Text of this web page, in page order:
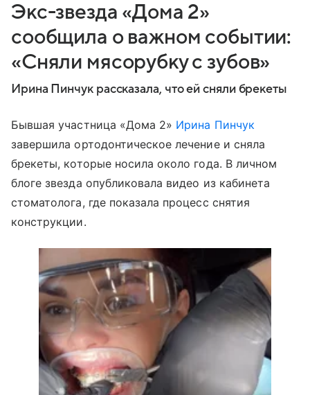
Экс-звезда «Дома 2»
сообщила о важном событии:
«Сняли мясорубку с зубов»
Ирина Пинчук рассказала, что ей сняли брекеты
Бывшая участница «Дома 2» Ирина Пинчук
завершила ортодонтическое лечение и сняла
брекеты, которые носила около года. В личном
блоге звезда опубликовала видео из кабинета
стоматолога, где показала процесс снятия
конструкции.